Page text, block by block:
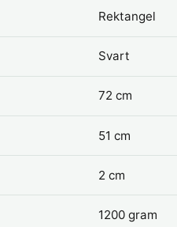
Rektangel
Svart
72 cm
51 cm
2 cm
1200 gram